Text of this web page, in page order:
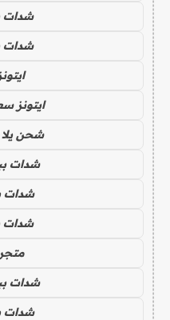
شدات
شدات
ايتونز
شحن
شدات
شدات
شدات
شدات
شدات